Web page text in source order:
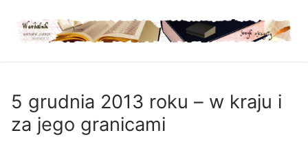
treści
5 grudnia 2013 roku – w kraju i
za jego granicami